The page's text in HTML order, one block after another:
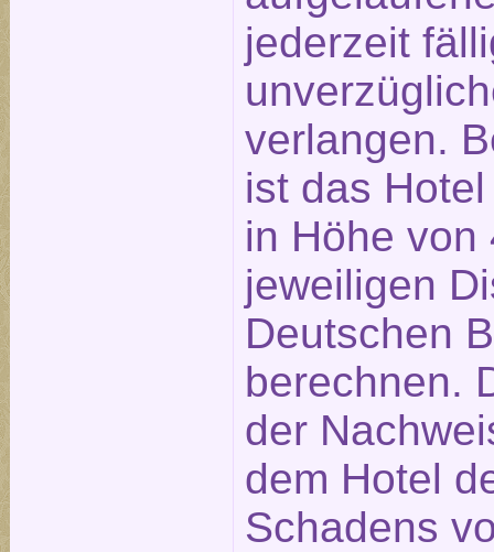
jederzeit
verlangen.
ist das
in Höhe von
jeweiligen
Deutschen
berechnen.
der
dem Hotel
Schadens